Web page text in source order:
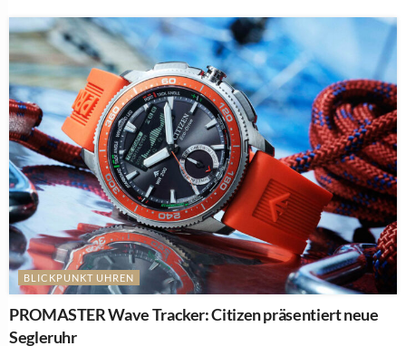
BLICKPUNKT UHREN
PROMASTER Wave Tracker: Citizen präsentiert neue
Segleruhr